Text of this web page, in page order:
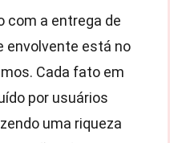
com a entrega de
envolvente está no
Cada fato em
por usuários
uma riqueza